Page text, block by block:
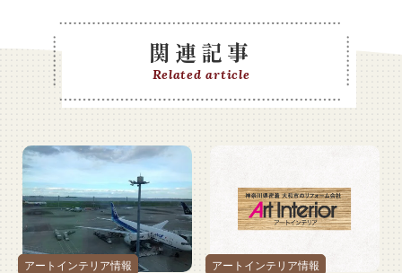
関連記事
Related article
アートインテリア情報 アートインテリア情報